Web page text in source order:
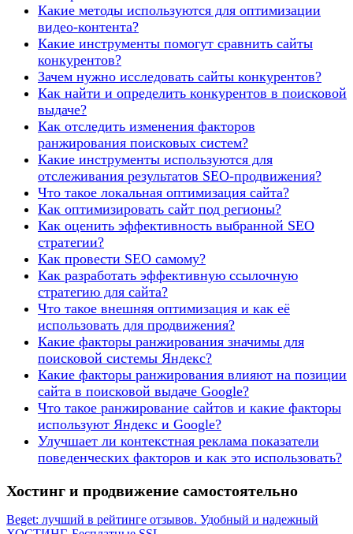
Какие методы используются для оптимизации
видео-контента?
Какие инструменты помогут сравнить сайты
конкурентов?
Зачем нужно исследовать сайты конкурентов?
Как найти и определить конкурентов в поисковой
выдаче?
Как отследить изменения факторов
ранжирования поисковых систем?
Какие инструменты используются для
отслеживания результатов SEO-продвижения?
Что такое локальная оптимизация сайта?
Как оптимизировать сайт под регионы?
Как оценить эффективность выбранной SEO
стратегии?
Как провести SEO самому?
Как разработать эффективную ссылочную
стратегию для сайта?
Что такое внешняя оптимизация и как её
использовать для продвижения?
Какие факторы ранжирования значимы для
поисковой системы Яндекс?
Какие факторы ранжирования влияют на позиции
сайта в поисковой выдаче Google?
Что такое ранжирование сайтов и какие факторы
используют Яндекс и Google?
Улучшает ли контекстная реклама показатели
поведенческих факторов и как это использовать?
Хостинг и продвижение самостоятельно
Beget: лучший в рейтинге отзывов. Удобный и надежный